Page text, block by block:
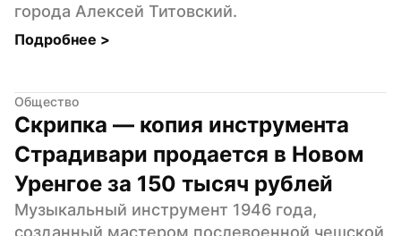
города Алексей Титовский.
Подробнее >
Общество
Скрипка — копия инструмента
Страдивари продается в Новом
Уренгое за 150 тысяч рублей
Музыкальный инструмент 1946 года,
созданный мастером послевоенной чешской